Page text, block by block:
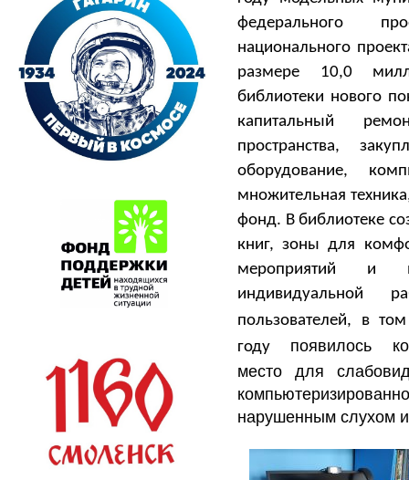
федерального
национального
размере 10,0
библиотеки нового
капитальный
пространства,
оборудование,
множительная
фонд. В библиотеке
книг, зоны для
мероприятий и
индивидуальной
пользователей, в
году
появилось
место для
нарушенным слухом